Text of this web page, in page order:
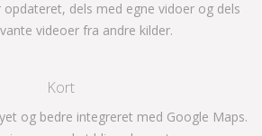
dels med egne vidoer og dels
videoer fra andre kilder.
Kort
og bedre integreret med Google Maps.